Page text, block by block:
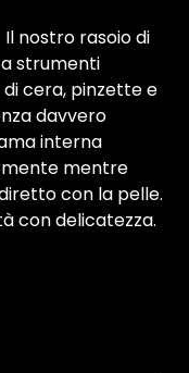
Il nostro rasoio di
strumenti
cera, pinzette e
davvero
interna
mentre
con la pelle.
con delicatezza.